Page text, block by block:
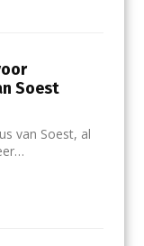
Soest
van Soest, al